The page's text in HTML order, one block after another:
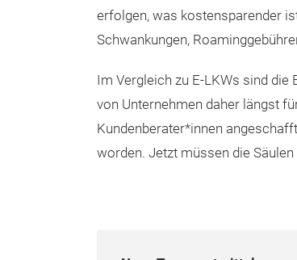
erfolgen, was kostensparender
Schwankungen,
Im Vergleich zu E-LKWs sind die
von Unternehmen daher längst
Kundenberater*innen
worden. Jetzt müssen die